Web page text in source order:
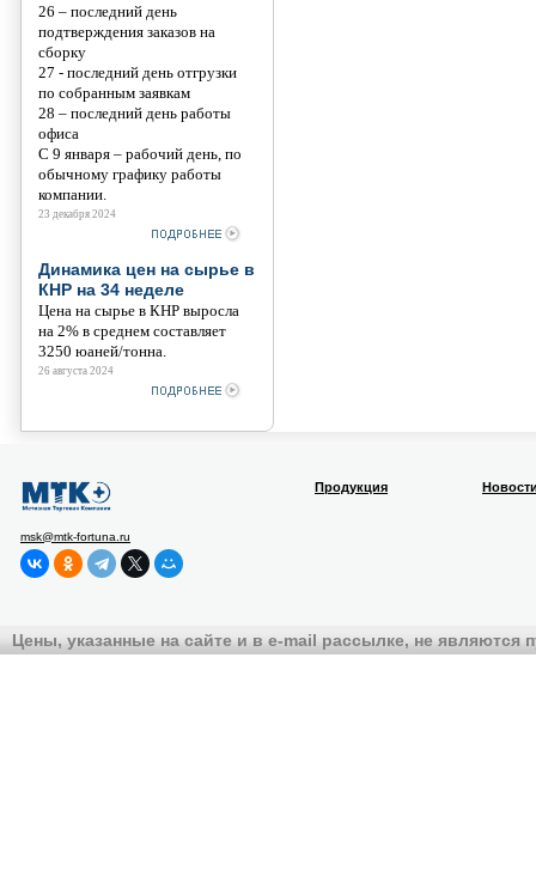
26 – последний день
подтверждения заказов на
сборку
27 - последний день отгрузки
по собранным заявкам
28 – последний день работы
офиса
С 9 января – рабочий день, по
обычному графику работы
компании.
23 декабря 2024
Динамика цен на сырье в
КНР на 34 неделе
Цена на сырье в КНР выросла
на 2% в среднем составляет
3250 юаней/тонна.
26 августа 2024
msk@mtk-fortuna.ru
Продукция
Цены, указанные на сайте и в e-mail рассылке, не являются